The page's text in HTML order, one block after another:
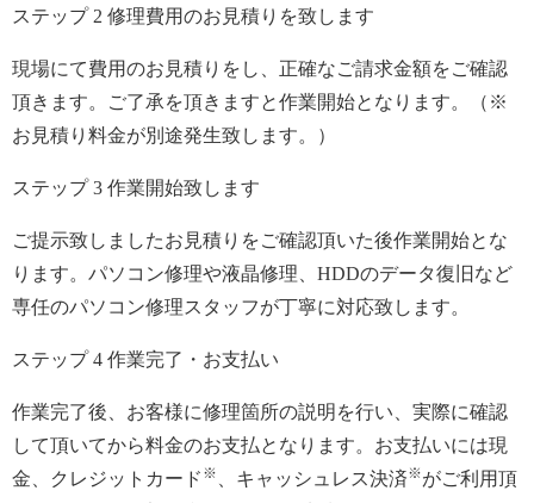
ステップ 2 修理費用のお見積りを致します
現場にて費用のお見積りをし、正確なご請求金額をご確認
頂きます。ご了承を頂きますと作業開始となります。（※
お見積り料金が別途発生致します。）
ステップ 3 作業開始致します
ご提示致しましたお見積りをご確認頂いた後作業開始とな
ります。パソコン修理や液晶修理、HDDのデータ復旧など
専任のパソコン修理スタッフが丁寧に対応致します。
ステップ 4 作業完了・お支払い
作業完了後、お客様に修理箇所の説明を行い、実際に確認
して頂いてから料金のお支払となります。お支払いには現
金、クレジットカード ※ 、キャッシュレス決済※がご利用頂